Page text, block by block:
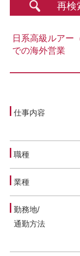
再検
日系高級ルアー
での海外営業
仕事内容
職種
業種
勤務地/
通勤方法